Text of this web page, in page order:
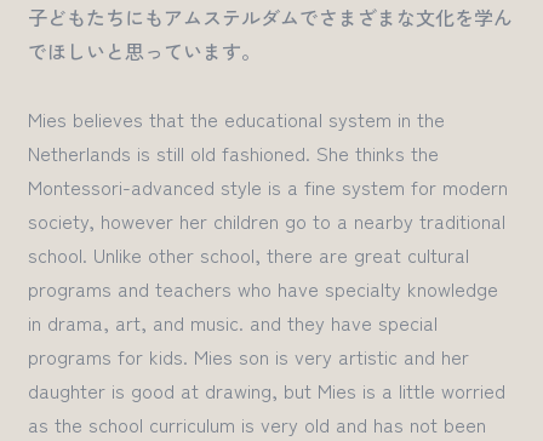
子どもたちにもアムステルダムでさまざまな文化を学ん
でほしいと思っています。
Mies believes that the educational system in the
Netherlands is still old fashioned. She thinks the
Montessori-advanced style is a fine system formodern
society, howeverher children go to a nearby traditional
school. Unlike other school, there are great cultural
programs and teachers who have specialty knowledge
in drama, art, and music. and they have special
programs for kids. Mies son is very artistic and her
daughter is good at drawing, but Mies is a little worried
as the school curriculum is very old and has not been